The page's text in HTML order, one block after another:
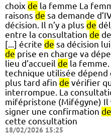
choix de la femme La
raisons de sa demande
décision. Il n’y a plus de
entre la consultation de
[...] écrite de sa décision
de prise en charge va
lieu d’accueil de la femme.
technique utilisée dépend
plus tard afin de vérifier
interrompue. La
mifépristone (Mifégyne) Il
signer une confirmation de
cette consultation
18/02/2026 15:25